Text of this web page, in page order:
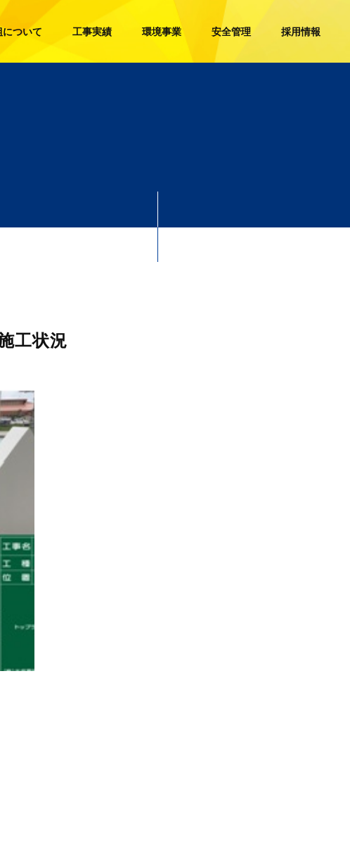
ついて 工事実績 環境事業 安全管理 採用情報
工状況